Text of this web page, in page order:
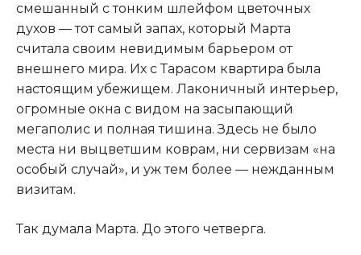
смешанный с тонким шлейфом цветочных
духов — тот самый запах, который Марта
считала своим невидимым барьером от
внешнего мира. Их с Тарасом квартира была
настоящим убежищем. Лаконичный интерьер,
огромные окна с видом на засыпающий
мегаполис и полная тишина. Здесь не было
места ни выцветшим коврам, ни сервизам «на
особый случай», и уж тем более — нежданным
визитам.
Так думала Марта. До этого четверга.